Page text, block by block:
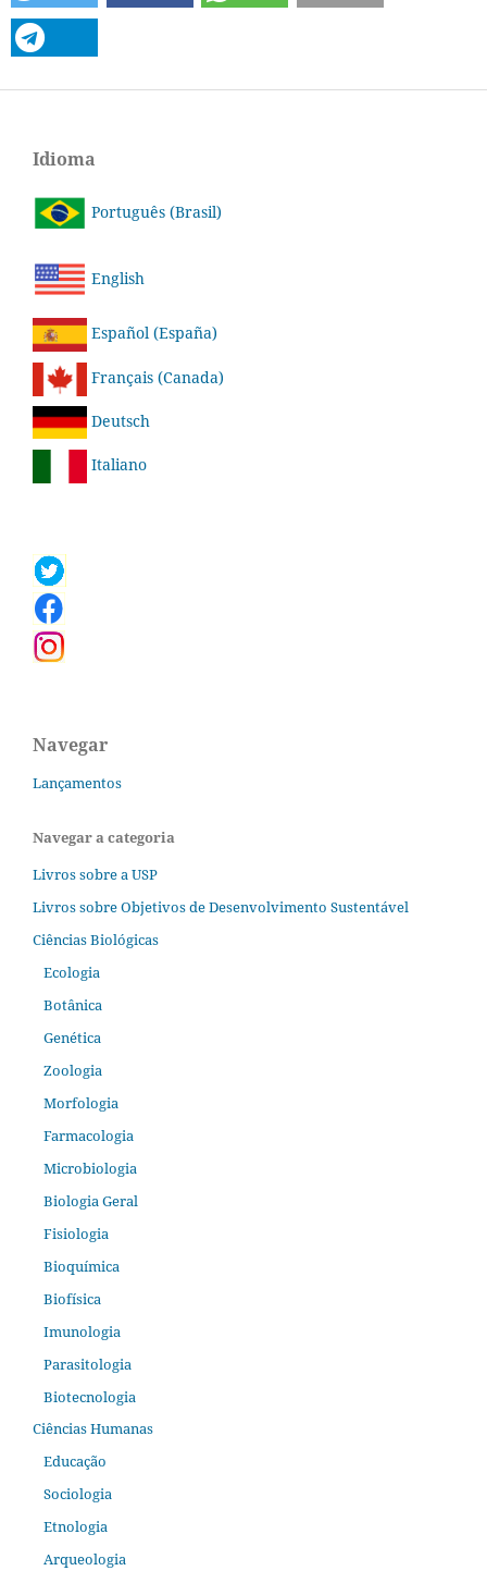
Idioma
Português (Brasil)
English
Español (España)
Français (Canada)
Deutsch
Italiano
Navegar
Lançamentos
Navegar a categoria
Livros sobre a USP
Livros sobre Objetivos de Desenvolvimento Sustentável
Ciências Biológicas
Ecologia
Botânica
Genética
Zoologia
Morfologia
Farmacologia
Microbiologia
Biologia Geral
Fisiologia
Bioquímica
Biofísica
Imunologia
Parasitologia
Biotecnologia
Ciências Humanas
Educação
Sociologia
Etnologia
Arqueologia